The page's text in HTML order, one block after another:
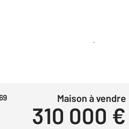
Créer une alerte
Maison à vendre
310 000 €